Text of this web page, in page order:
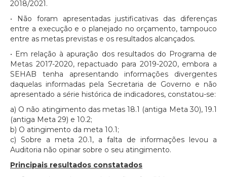
2018/2021.
• Não foram apresentadas justificativas das diferenças
entre a execução e o planejado no orçamento, tampouco
entre as metas previstas e os resultados alcançados.
• Em relação à apuração dos resultados do Programa de
Metas 2017-2020, repactuado para 2019-2020, embora a
SEHAB tenha apresentando informações divergentes
daquelas informadas pela Secretaria de Governo e não
apresentado a série histórica de indicadores, constatou-se:
a) O não atingimento das metas 18.1 (antiga Meta 30), 19.1
(antiga Meta 29) e 10.2;
b) O atingimento da meta 10.1;
c) Sobre a meta 20.1, a falta de informações levou a
Auditoria não opinar sobre o seu atingimento.
Principais resultados constatados